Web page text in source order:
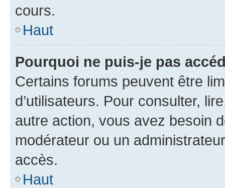
cours.
Haut
Pourquoi ne puis-je pas
Certains forums peuvent être
d’utilisateurs. Pour consulter,
autre action, vous avez besoin
modérateur ou un
accès.
Haut